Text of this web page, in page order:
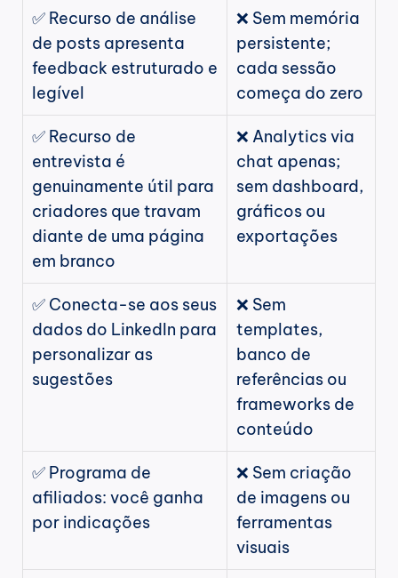
✅ Recurso de análise
de posts apresenta
feedback estruturado e
legível
❌ Sem memória
persistente;
cada sessão
começa do zero
✅ Recurso de
entrevista é
genuinamente útil para
criadores que travam
diante de uma página
em branco
❌ Analytics via
chat apenas;
sem dashboard,
gráficos ou
exportações
✅ Conecta-se aos seus
dados do LinkedIn para
personalizar as
sugestões
❌ Sem
templates,
banco de
referências ou
frameworks de
conteúdo
✅ Programa de
afiliados: você ganha
por indicações
❌ Sem criação
de imagens ou
ferramentas
visuais